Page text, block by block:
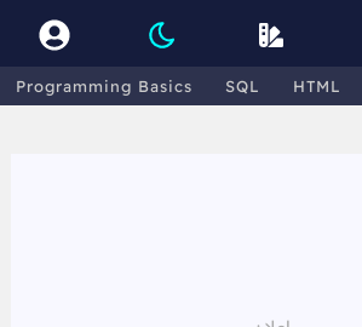
Programming Basics SQL HTML